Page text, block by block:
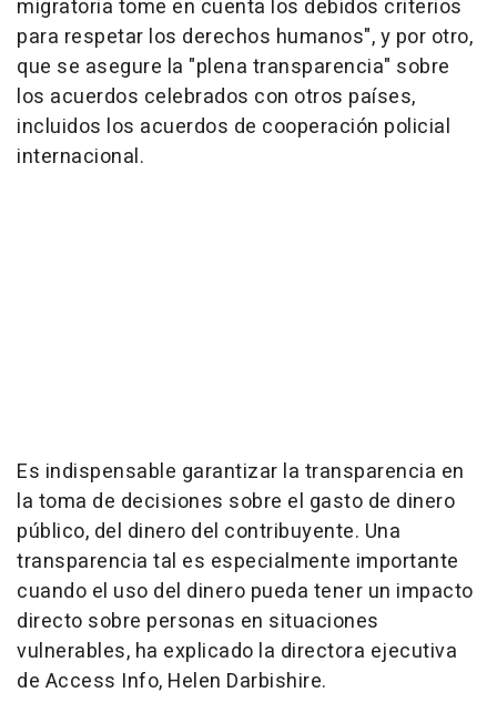
migratoria tome en cuenta los debidos criterios
para respetar los derechos humanos", y por otro,
que se asegure la "plena transparencia" sobre
los acuerdos celebrados con otros países,
incluidos los acuerdos de cooperación policial
internacional.
Es indispensable garantizar la transparencia en
la toma de decisiones sobre el gasto de dinero
público, del dinero del contribuyente. Una
transparencia tal es especialmente importante
cuando el uso del dinero pueda tener un impacto
directo sobre personas en situaciones
vulnerables, ha explicado la directora ejecutiva
de Access Info, Helen Darbishire.